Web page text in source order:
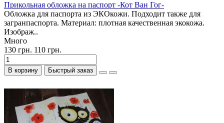
Прикольная обложка на паспорт -Кот Ван Гог-
Обложка для паспорта из ЭКОкожи. Подходит также для
загранпаспорта. Материал: плотная качественная экокожа.
Изображ..
Много
130 грн. 110 грн.
В корзину Быстрый заказ